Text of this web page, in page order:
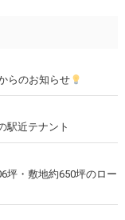
らのお知らせ
駅近テナント
坪・敷地約650坪のロー